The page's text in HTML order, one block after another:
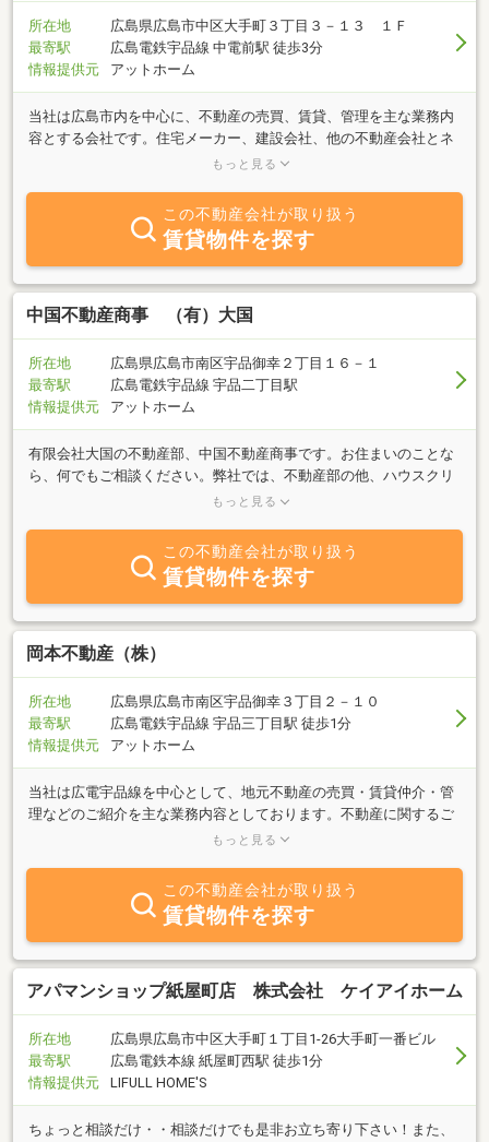
所在地
広島県広島市中区大手町３丁目３－１３ １Ｆ
最寄駅
広島電鉄宇品線 中電前駅 徒歩3分
情報提供元
アットホーム
当社は広島市内を中心に、不動産の売買、賃貸、管理を主な業務内
容とする会社です。住宅メーカー、建設会社、他の不動産会社とネ
ットワークを結び、よりタイムリーにお客様のニーズに合った物件
もっと見る
この不動産会社が取り扱う
賃貸物件を探す
中国不動産商事 （有）大国
所在地
広島県広島市南区宇品御幸２丁目１６－１
最寄駅
広島電鉄宇品線 宇品二丁目駅
情報提供元
アットホーム
有限会社大国の不動産部、中国不動産商事です。お住まいのことな
ら、何でもご相談ください。弊社では、不動産部の他、ハウスクリ
ーニング・生活支援事業等も行っておりますので、より親切できめ
大切なお部屋探しのお手伝いを、中国不動産商事に、ぜひお任せ下
さい！！ご希望のお部屋が見つかりますよう、お手伝いさせて頂き
ます。ぜひ、お気軽にお立ち寄り、お問合せください。
もっと見る
この不動産会社が取り扱う
賃貸物件を探す
岡本不動産（株）
所在地
広島県広島市南区宇品御幸３丁目２－１０
最寄駅
広島電鉄宇品線 宇品三丁目駅 徒歩1分
情報提供元
アットホーム
当社は広電宇品線を中心として、地元不動産の売買・賃貸仲介・管
理などのご紹介を主な業務内容としております。不動産に関するご
質問やご要望がございましたら、お気軽にお問合せ下さい。「売り
す。豊富な情報力で、お客様のニーズに併せたスピーディーな対応
を心掛けております。
もっと見る
この不動産会社が取り扱う
賃貸物件を探す
アパマンショップ紙屋町店 株式会社 ケイアイホーム
所在地
広島県広島市中区大手町１丁目1-26大手町一番ビル
最寄駅
広島電鉄本線 紙屋町西駅 徒歩1分
情報提供元
LIFULL HOME'S
ちょっと相談だけ・・相談だけでも是非お立ち寄り下さい！また、